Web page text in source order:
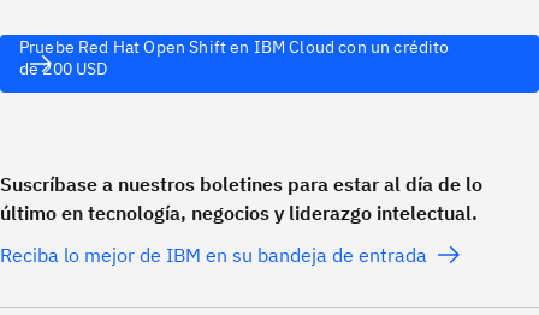
Pruebe Red Hat Open Shift en IBM Cloud con un crédito
de 200 USD
Suscríbase a nuestros boletines para estar al día de lo
último en tecnología, negocios y liderazgo intelectual.
Reciba lo mejor de IBM en su bandeja de entrada